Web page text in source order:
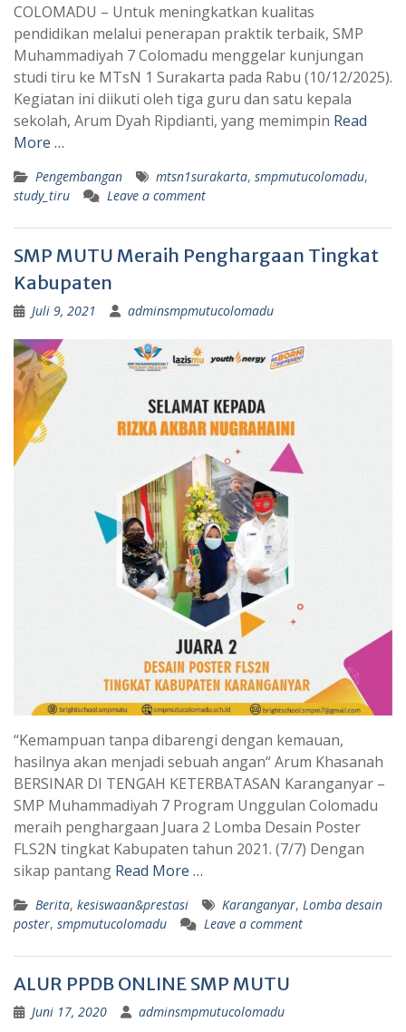
COLOMADU – Untuk meningkatkan kualitas
pendidikan melalui penerapan praktik terbaik, SMP
Muhammadiyah 7 Colomadu menggelar kunjungan
studi tiru ke MTsN 1 Surakarta pada Rabu (10/12/2025).
Kegiatan ini diikuti oleh tiga guru dan satu kepala
sekolah, Arum Dyah Ripdianti, yang memimpin Read
More …
Pengembangan mtsn1surakarta, smpmutucolomadu,
study_tiru
Leave a comment
SMP MUTU Meraih Penghargaan Tingkat
Kabupaten
Juli 9, 2021 adminsmpmutucolomadu
“Kemampuan tanpa dibarengi dengan kemauan,
hasilnya akan menjadi sebuah angan“ Arum Khasanah
BERSINAR DI TENGAH KETERBATASAN Karanganyar –
SMP Muhammadiyah 7 Program Unggulan Colomadu
meraih penghargaan Juara 2 Lomba Desain Poster
FLS2N tingkat Kabupaten tahun 2021. (7/7) Dengan
sikap pantang Read More …
Berita, kesiswaan&prestasi Karanganyar, Lomba desain
poster, smpmutucolomadu Leave a comment
ALUR PPDB ONLINE SMP MUTU
Juni 17, 2020 adminsmpmutucolomadu